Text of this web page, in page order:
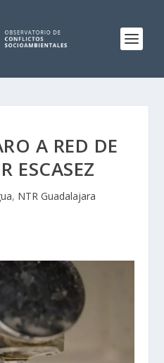
A RED DE
ESCASEZ
, NTR Guadalajara